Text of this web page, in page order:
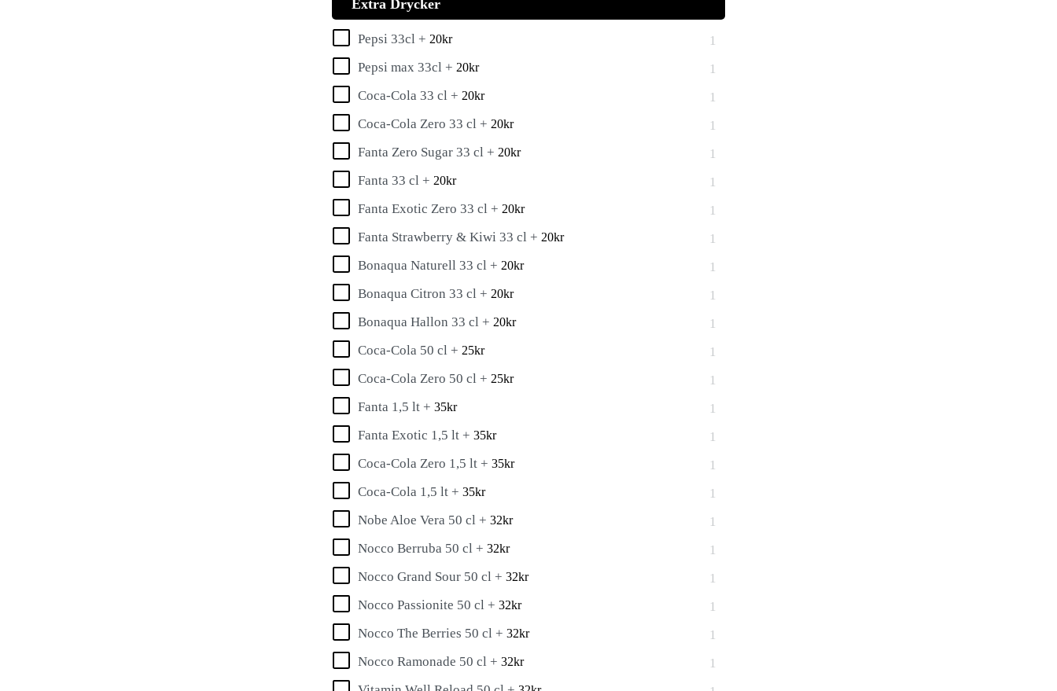
Extra Drycker
Pepsi 33cl + 20kr
Pepsi max 33cl + 20kr
Coca-Cola 33 cl + 20kr
Coca-Cola Zero 33 cl + 20kr
Fanta Zero Sugar 33 cl + 20kr
Fanta 33 cl + 20kr
Fanta Exotic Zero 33 cl + 20kr
Fanta Strawberry & Kiwi 33 cl + 20kr
Bonaqua Naturell 33 cl + 20kr
Bonaqua Citron 33 cl + 20kr
Bonaqua Hallon 33 cl + 20kr
Coca-Cola 50 cl + 25kr
Coca-Cola Zero 50 cl + 25kr
Fanta 1,5 lt + 35kr
Fanta Exotic 1,5 lt + 35kr
Coca-Cola Zero 1,5 lt + 35kr
Coca-Cola 1,5 lt + 35kr
Nobe Aloe Vera 50 cl + 32kr
Nocco Berruba 50 cl + 32kr
Nocco Grand Sour 50 cl + 32kr
Nocco Passionite 50 cl + 32kr
Nocco The Berries 50 cl + 32kr
Nocco Ramonade 50 cl + 32kr